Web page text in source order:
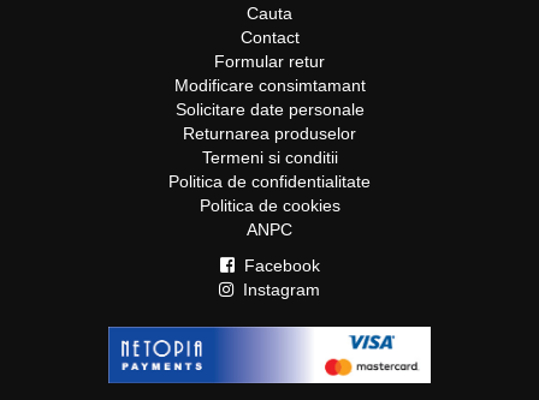
Cauta
Contact
Formular retur
Modificare consimtamant
Solicitare date personale
Returnarea produselor
Termeni si conditii
Politica de confidentialitate
Politica de cookies
ANPC
Facebook
Instagram